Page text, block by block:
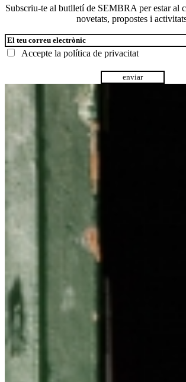
Subscriu-te al butlletí de SEMBRA per estar al
novetats, propostes i
Accepte la política de privacitat